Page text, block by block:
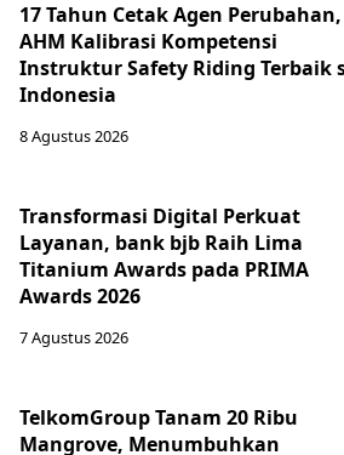
17 Tahun Cetak Agen Perubahan,
AHM Kalibrasi Kompetensi
Instruktur Safety Riding Terbaik
Indonesia
8 Agustus 2026
Transformasi Digital Perkuat
Layanan, bank bjb Raih Lima
Titanium Awards pada PRIMA
Awards 2026
7 Agustus 2026
TelkomGroup Tanam 20 Ribu
Mangrove, Menumbuhkan